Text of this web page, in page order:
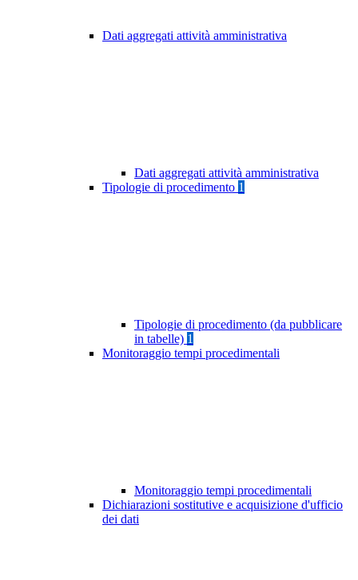
Dati aggregati attività amministrativa
Dati aggregati attività amministrativa
Tipologie di procedimento 1
Tipologie di procedimento (da pubblicare
in tabelle) 1
Monitoraggio tempi procedimentali
Monitoraggio tempi procedimentali
Dichiarazioni sostitutive e acquisizione d'ufficio
dei dati